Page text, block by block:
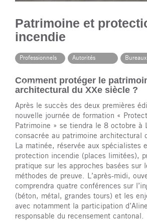
Patrimoine et
incendie
Professionnels
de la
incendie
Autorités
vaudoises
Bureaux
Comment protéger le
architectural du XXe siècle ?
Après le succès des deux premières
nouvelle journée de formation «
Patrimoine » se tiendra le 8 octobre à
consacrée au patrimoine architectural
La matinée, réservée aux spécialistes
protection incendie (places limitées),
pratique sur les approches basées sur
méthodes de preuve. L’après-midi,
comprendra quatre conférences sur
(béton, métal, grandes tours) et les
avec notamment la participation
responsable du recensement cantonal.